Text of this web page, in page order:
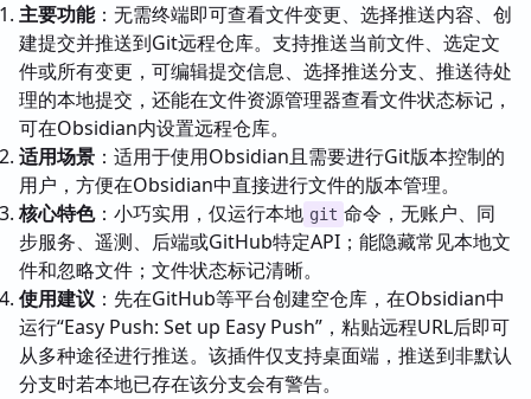
主要功能：无需终端即可查看文件变更、选择推送内容、创
建提交并推送到Git远程仓库。支持推送当前文件、选定文
件或所有变更，可编辑提交信息、选择推送分支、推送待处
理的本地提交，还能在文件资源管理器查看文件状态标记，
可在Obsidian内设置远程仓库。
适用场景 ：适用于使用Obsidian且需要进行Git版本控制的
用户，方便在Obsidian中直接进行文件的版本管理。
核心特色：小巧实用，仅运行本地 git 命令，无账户、同
步服务、遥测、后端或GitHub特定API；能隐藏常见本地文
件和忽略文件；文件状态标记清晰。
使用建议 ：先在GitHub等平台创建空仓库，在Obsidian中
运行“Easy Push: Set up Easy Push”，粘贴远程URL后即可
从多种途径进行推送。该插件仅支持桌面端，推送到非默认
分支时若本地已存在该分支会有警告。